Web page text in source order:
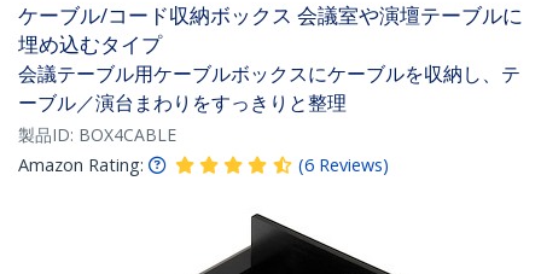
ケーブル/コード収納ボックス 会議室や演壇テーブルに
埋め込むタイプ
会議テーブル用ケーブルボックスにケーブルを収納し、テ
ーブル／演台まわりをすっきりと整理
製品ID: BOX4CABLE
Amazon Rating:
(6 Reviews)